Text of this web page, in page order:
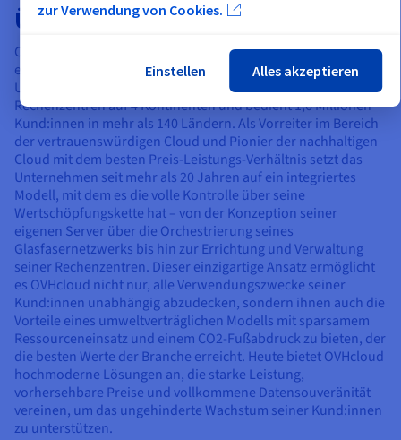
Über OVHcloud
OVHcloud ist ein Global Player im Cloud-Segment und
europäischer Marktführer in diesem Bereich. Das
Unternehmen betreibt mehr als 450.000 Server in46
Rechenzentrenauf 4 Kontinenten und bedient 1,6 Millionen
Kund:innen in mehr als 140 Ländern. Als Vorreiter im Bereich
der vertrauenswürdigen Cloud und Pionier der nachhaltigen
Cloud mit dem besten Preis-Leistungs-Verhältnis setzt das
Unternehmen seit mehr als 20 Jahren auf ein integriertes
Modell, mit dem es die volle Kontrolle über seine
Wertschöpfungskette hat – von der Konzeption seiner
eigenen Server über die Orchestrierung seines
Glasfasernetzwerks bis hin zur Errichtung und Verwaltung
seiner Rechenzentren. Dieser einzigartige Ansatz ermöglicht
es OVHcloud nicht nur, alle Verwendungszwecke seiner
Kund:innen unabhängig abzudecken, sondern ihnen auch die
Vorteile eines umweltverträglichen Modells mit sparsamem
Ressourceneinsatz und einem CO2-Fußabdruck zu bieten, der
die besten Werte der Branche erreicht. Heute bietet OVHcloud
hochmoderne Lösungen an, die starke Leistung,
vorhersehbare Preise und vollkommene Datensouveränität
vereinen, um das ungehinderte Wachstum seiner Kund:innen
zu unterstützen.
zur Verwendung von Cookies.
Einstellen Alles akzeptieren